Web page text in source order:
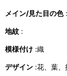
メイン/見た目の色:
地紋 :
模様付け :織
デザイン :花、葉、